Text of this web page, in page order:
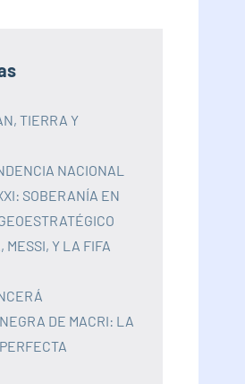
TIERRA Y
NACIONAL
SOBERANÍA EN
MESSI, Y LA FIFA
DE MACRI: LA